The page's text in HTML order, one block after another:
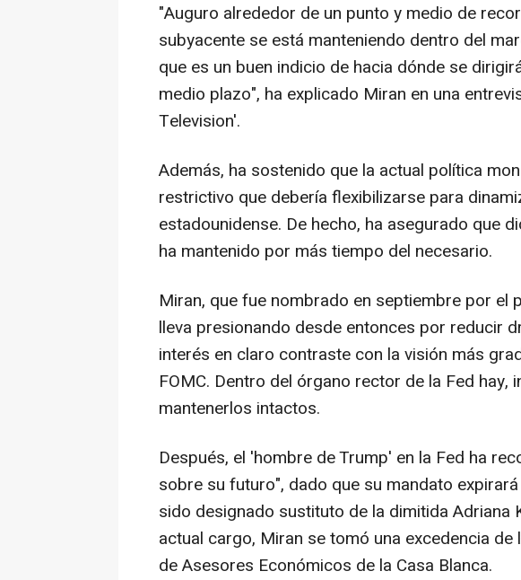
"Auguro alrededor de un punto y medio de
subyacente se está manteniendo dentro del
que es un buen indicio de hacia dónde se
medio plazo", ha explicado Miran en una
Television'.
Además, ha sostenido que la actual política
restrictivo que debería flexibilizarse para
estadounidense. De hecho, ha asegurado que
ha mantenido por más tiempo del necesario.
Miran, que fue nombrado en septiembre por el
lleva presionando desde entonces por reducir
interés en claro contraste con la visión más
FOMC. Dentro del órgano rector de la Fed hay,
mantenerlos intactos.
Después, el 'hombre de Trump' en la Fed ha
sobre su futuro", dado que su mandato
sido designado sustituto de la dimitida Adriana
actual cargo, Miran se tomó una excedencia
de Asesores Económicos de la Casa Blanca.